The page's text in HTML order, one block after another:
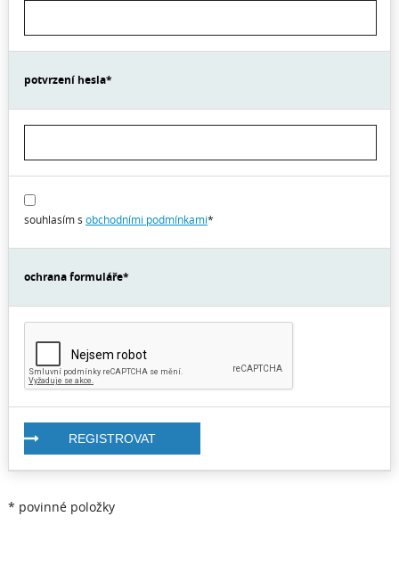
potvrzení hesla*
souhlasím s obchodními podmínkami*
ochrana formuláře*
REGISTROVAT
* povinné položky